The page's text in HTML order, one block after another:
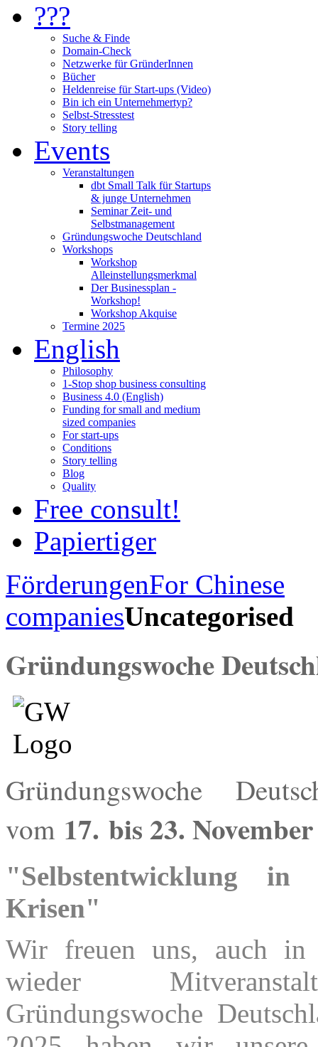
???
Suche & Finde
Domain-Check
Netzwerke für GründerInnen
Bücher
Heldenreise für Start-ups (Video)
Bin ich ein Unternehmertyp?
Selbst-Stresstest
Story telling
Events
Veranstaltungen
dbt Small Talk für Startups
& junge Unternehmen
Seminar Zeit- und
Selbstmanagement
Gründungswoche Deutschland
Workshops
Workshop
Alleinstellungsmerkmal
Der Businessplan -
Workshop!
Workshop Akquise
Termine 2025
English
Philosophy
1-Stop shop business consulting
Business 4.0 (English)
Funding for small and medium
sized companies
For start-ups
Conditions
Story telling
Blog
Quality
Free consult!
Papiertiger
FörderungenFor Chinese
companiesUncategorised
Gründungswoche
Gründungswoche
vom 17. bis 23.
"Selbstentwicklung
Krisen"
Wir freuen uns, auch in
wieder
Gründungswoche